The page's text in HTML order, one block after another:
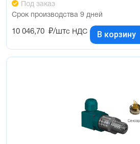
Под заказ
Срок производства 9 дней
10 046,70 ₽/штс НДС В корзину